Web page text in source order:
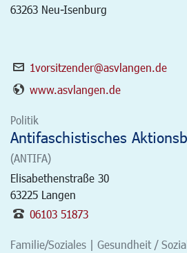
63263 Neu-Isenburg
1vorsitzender@asvlangen.de
www.asvlangen.de
Politik
Antifaschistisches
(ANTIFA)
Elisabethenstraße 30
63225 Langen
06103 51873
Familie/Soziales | Gesundheit /